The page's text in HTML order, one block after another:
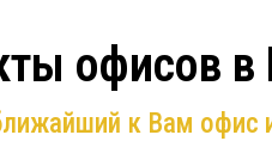
офисов
к Вам офис